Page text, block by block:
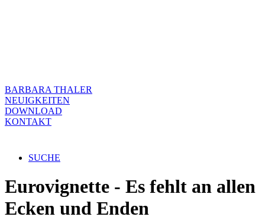
BARBARA THALER
NEUIGKEITEN
DOWNLOAD
KONTAKT
SUCHE
Eurovignette - Es fehlt an allen
Ecken und Enden